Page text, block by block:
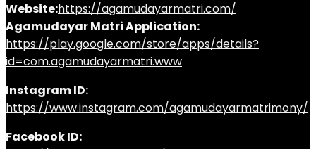
Website:https://agamudayarmatri.com/
Agamudayar Matri Application:
https://play.google.com/store/apps/details?
id=com.agamudayarmatri.www
Instagram ID:
https://www.instagram.com/agamudayarmatrimony/
Facebook ID: